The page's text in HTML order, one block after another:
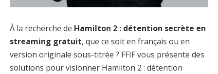
À la recherche de Hamilton 2 : détention secrète en
streaming gratuit, que ce soit en français ou en
version originale sous-titrée ? FFIF vous présente des
solutions pour visionner Hamilton 2 : détention